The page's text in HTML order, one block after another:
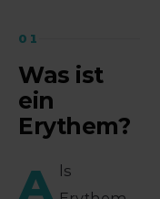
01
Was ist
ein
Erythem?
A
ls